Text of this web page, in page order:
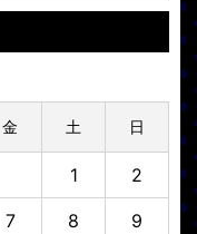
金 土 日
1 2
7 8 9